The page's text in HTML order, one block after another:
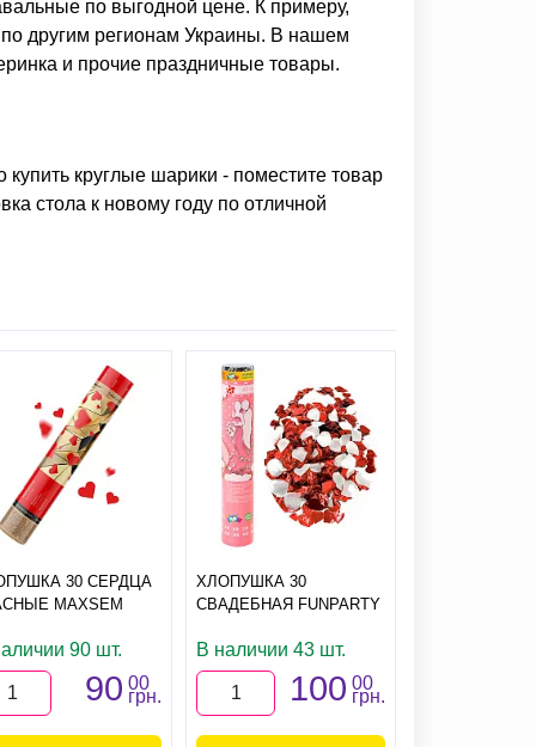
по выгодной цене. К примеру,
другим регионам Украины. В нашем
и прочие праздничные товары.
купить круглые шарики - поместите товар
стола к новому году по отличной
30 СЕРДЦА
MAXSEM
90 шт.
90 00
грн.
ХЛОПУШКА 30
СВАДЕБНАЯ FUNPARTY
В наличии 43 шт.
100 00
грн.